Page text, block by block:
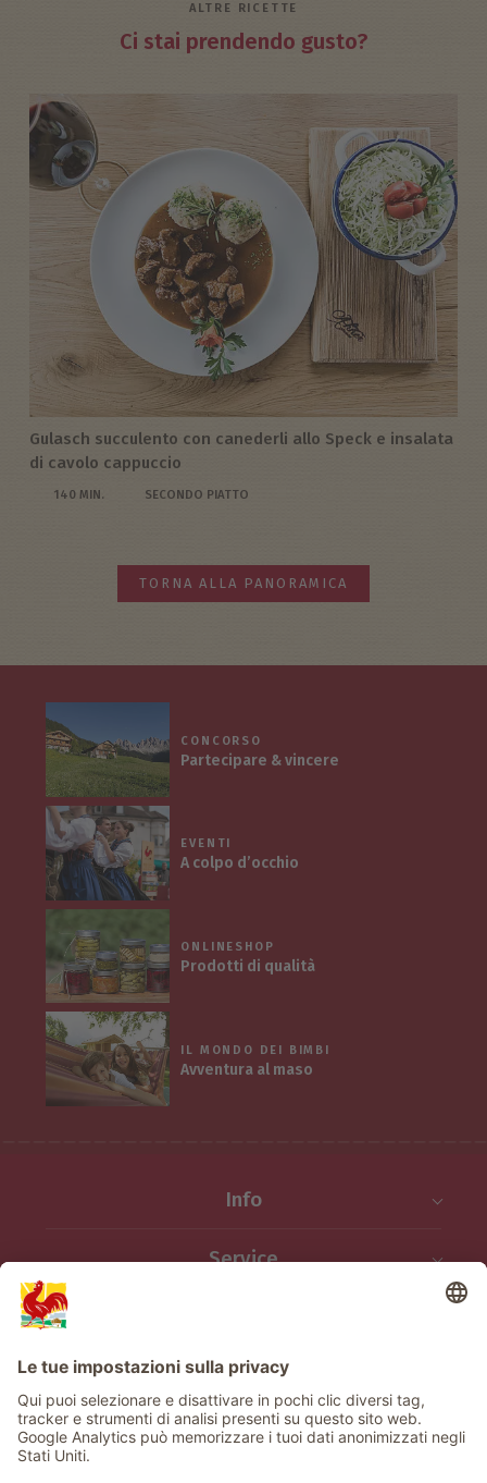
ALTRE RICETTE
Ci stai prendendo gusto?
Gulasch succulento con canederli allo Speck e insalata
di cavolo cappuccio
140 MIN. SECONDO PIATTO
TORNA ALLA PANORAMICA
CONCORSO
Partecipare & vincere
EVENTI
A colpo d’occhio
ONLINESHOP
Prodotti di qualità
IL MONDO DEI BIMBI
Avventura al maso
Info
Service
Newsletter